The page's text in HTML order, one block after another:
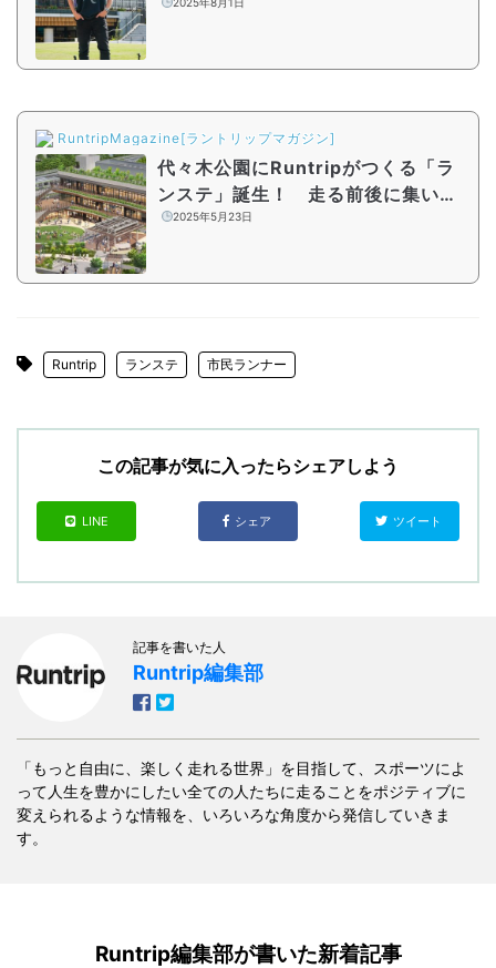
が描く新しいランニング体験
RuntripMagazine[ラントリップマガジン]
代々木公園にRuntripがつくる「ラ
ンステ」誕生！ 走る前後に集いた
くなるランナーのための“クラブハウ
2025年5月23日
Runtrip ランステ 市民ランナー
この記事が気に入ったらシェアしよう
LINE シェア ツイート
記事を書いた人
Runtrip編集部
「もっと自由に、楽しく走れる世界」を目指して、スポーツによ
って人生を豊かにしたい全ての人たちに走ることをポジティブに
変えられるような情報を、いろいろな角度から発信していきま
す。
Runtrip編集部が書いた新着記事